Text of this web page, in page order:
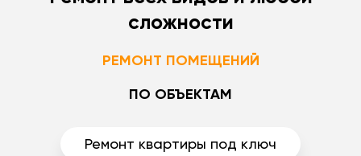
сложности
РЕМОНТ ПОМЕЩЕНИЙ
ПО ОБЪЕКТАМ
Ремонт квартиры под ключ